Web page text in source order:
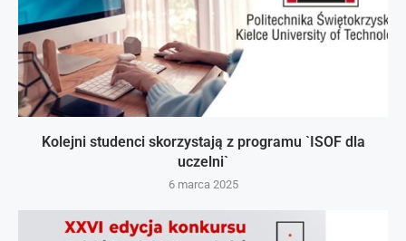
Kolejni studenci skorzystają z programu `ISOF dla
uczelni`
6 marca 2025